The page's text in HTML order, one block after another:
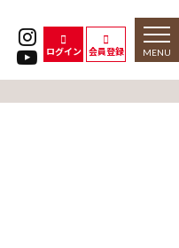
ログイン 会員登録
toggle